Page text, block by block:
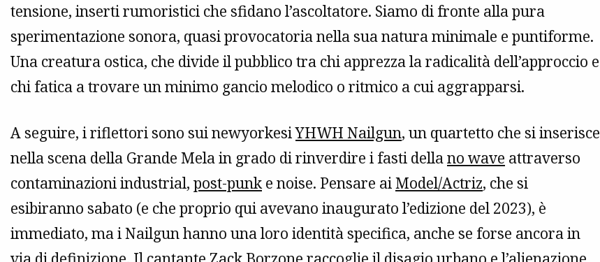
tensione, inserti rumoristici che sfidano l’ascoltatore. Siamo di fronte alla pura
sperimentazione sonora, quasi provocatoria nella sua natura minimale e puntiforme.
Una creatura ostica, che divide il pubblico tra chi apprezza la radicalità dell’approccio e
chi fatica a trovare un minimo gancio melodico o ritmico a cui aggrapparsi.
A seguire, i riflettori sono sui newyorkesiYHWH Nailgun, un quartetto che si inserisce
nella scena della Grande Mela in grado di rinverdire i fasti dellano wave attraverso
contaminazioni industrial, post-punke noise. Pensare aiModel/Actriz, che si
esibiranno sabato (e che proprio qui avevano inaugurato l’edizione del 2023), è
immediato, ma i Nailgun hanno una loro identità specifica, anche se forse ancora in